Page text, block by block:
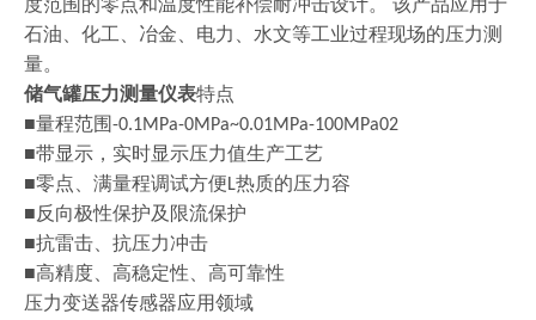
石油、化工、冶金、电力、水文等工业过程现场的压力测
量。
储气罐压力测量仪表特点
■量程范围-0.1MPa-0MPa~0.01MPa-100MPa02
■带显示，实时显示压力值生产工艺
■零点、满量程调试方便L热质的压力容
■反向极性保护及限流保护
■抗雷击、抗压力冲击
■高精度、高稳定性、高可靠性
压力变送器传感器应用领域